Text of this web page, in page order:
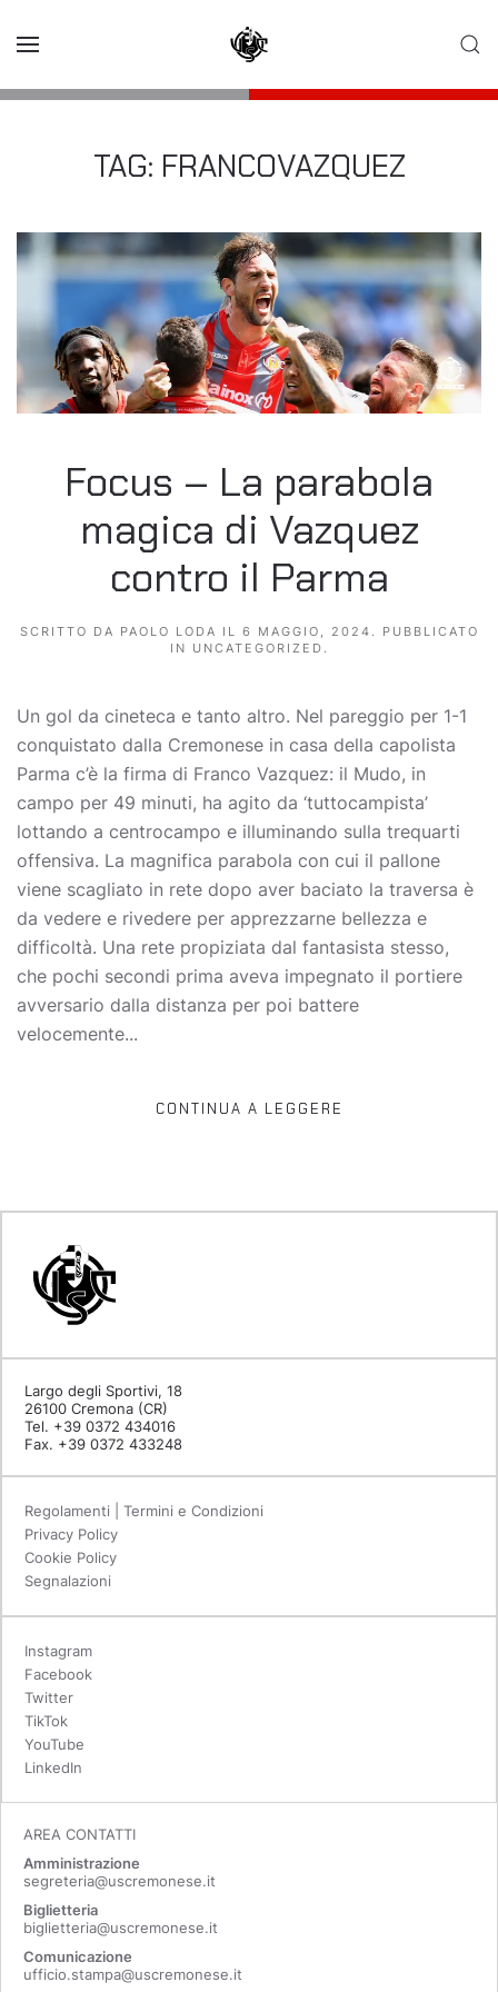
TAG: FRANCOVAZQUEZ
Focus – La parabola
magica di Vazquez
contro il Parma
SCRITTO DA PAOLO LODA IL 6 MAGGIO, 2024 . PUBBLICATO
IN UNCATEGORIZED .
Un gol da cineteca e tanto altro. Nel pareggio per 1-1
conquistato dalla Cremonese in casa della capolista
Parma c’è la firma di Franco Vazquez: il Mudo, in
campo per 49 minuti, ha agito da ‘tuttocampista’
lottando a centrocampo e illuminando sulla trequarti
offensiva. La magnifica parabola con cui il pallone
viene scagliato in rete dopo aver baciato la traversa è
da vedere e rivedere per apprezzarne bellezza e
difficoltà. Una rete propiziata dal fantasista stesso,
che pochi secondi prima aveva impegnato il portiere
avversario dalla distanza per poi battere
velocemente...
CONTINUA A LEGGERE
Largo degli Sportivi, 18
26100 Cremona (CR)
Tel. +39 0372 434016
Fax. +39 0372 433248
Regolamenti | Termini e Condizioni
Privacy Policy
Cookie Policy
Segnalazioni
Instagram
Facebook
Twitter
TikTok
YouTube
LinkedIn
AREA CONTATTI
Amministrazione
segreteria@uscremonese.it
Biglietteria
biglietteria@uscremonese.it
Comunicazione
ufficio.stampa@uscremonese.it